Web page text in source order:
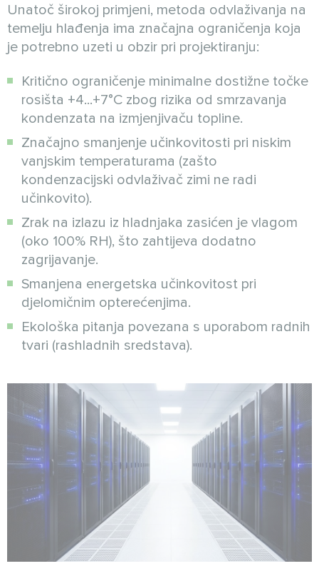
Unatoč širokoj primjeni, metoda odvlaživanja na
temelju hlađenja ima značajna ograničenja koja
je potrebno uzeti u obzir pri projektiranju:
Kritično ograničenje minimalne dostižne točke
rosišta +4...+7°C zbog rizika od smrzavanja
kondenzata na izmjenjivaču topline.
Značajno smanjenje učinkovitosti pri niskim
vanjskim temperaturama (zašto
kondenzacijski odvlaživač zimi ne radi
učinkovito).
Zrak na izlazu iz hladnjaka zasićen je vlagom
(oko 100% RH), što zahtijeva dodatno
zagrijavanje.
Smanjena energetska učinkovitost pri
djelomičnim opterećenjima.
Ekološka pitanja povezana s uporabom radnih
tvari (rashladnih sredstava).